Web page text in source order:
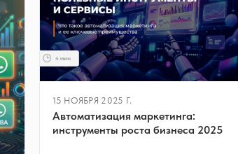
15 НОЯБРЯ 2025 Г.
Автоматизация маркетинга:
инструменты роста бизнеса 2025